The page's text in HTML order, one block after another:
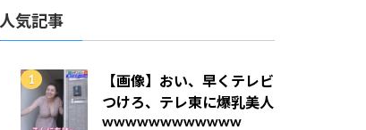
人気記事
【画像】おい、早くテレビ
つけろ、テレ東に爆乳美人
wwwwwwwwwwww